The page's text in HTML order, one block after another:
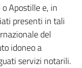
Apostille e, in
presenti in tali
del
idoneo a
servizi notarili.